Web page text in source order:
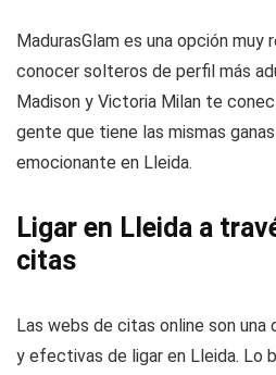
MadurasGlam es una opción muy
conocer solteros de perfil más
Madison y Victoria Milan te
gente que tiene las mismas
emocionante en Lleida.
Ligar en Lleida a
citas
Las webs de citas online son una
y efectivas de ligar en Lleida. Lo